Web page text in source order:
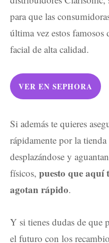
para que las
última vez estos
facial de alta calidad.
VER EN SEPHORA
Si además te quieres
rápidamente por la
desplazándose y
físicos, puesto que aquí
agotan rápido.
Y si tienes dudas de que
el futuro con los